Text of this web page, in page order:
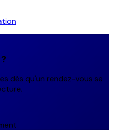
dès qu'un rendez-vous se